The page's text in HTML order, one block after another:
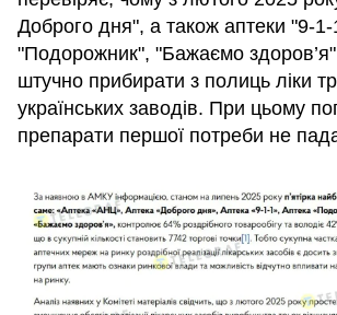
Доброго дня", а також аптеки "9-1-
"Подорожник", "Бажаємо
штучно прибирати з полиць ліки
українських заводів. При цьому
препарати першої потреби не